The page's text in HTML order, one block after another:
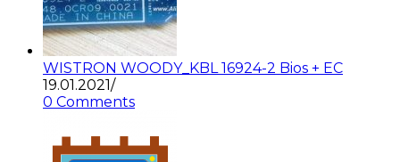
WISTRON WOODY_KBL 16924-2 Bios + EC
19.01.2021/
0 Comments